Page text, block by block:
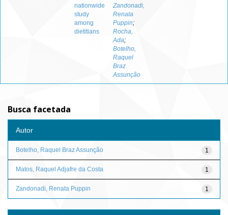
nationwide
study
among
dietitians
Zandonadi,
Renata
Puppin;
Rocha,
Ada;
Botelho,
Raquel
Braz
Assunção
Busca facetada
Autor
1
Botelho, Raquel Braz Assunção
1
Matos, Raquel Adjafre da Costa
1
Zandonadi, Renata Puppin